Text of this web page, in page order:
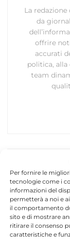
Per fornire le
tecnologie come i
informazioni del
permetterà a noi e
il comportamento
sito e di mostrare
ritirare il consenso
caratteristiche e
La
da
offrire
accurati
politica, alla
team
Lascia un
Il tuo indirizzo
obbligatori sono
Commento*